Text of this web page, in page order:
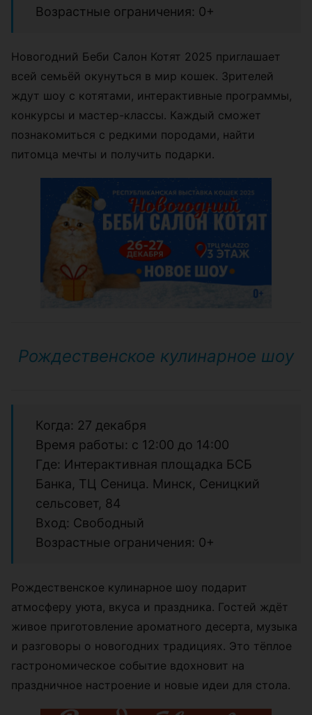
Возрастные ограничения: 0+
Новогодний Беби Салон Котят 2025 приглашает
всей семьёй окунуться в мир кошек. Зрителей
ждут шоу с котятами, интерактивные программы,
конкурсы и мастер-классы. Каждый сможет
познакомиться с редкими породами, найти
питомца мечты и получить подарки.
Рождественское кулинарное шоу
Когда: 27 декабря
Время работы: с 12:00 до 14:00
Где: Интерактивная площадка БСБ
Банка, ТЦ Сеница. Минск, Сеницкий
сельсовет, 84
Вход: Свободный
Возрастные ограничения: 0+
Рождественское кулинарное шоу подарит
атмосферу уюта, вкуса и праздника. Гостей ждёт
живое приготовление ароматного десерта, музыка
и разговоры о новогодних традициях. Это тёплое
гастрономическое событие вдохновит на
праздничное настроение и новые идеи для стола.